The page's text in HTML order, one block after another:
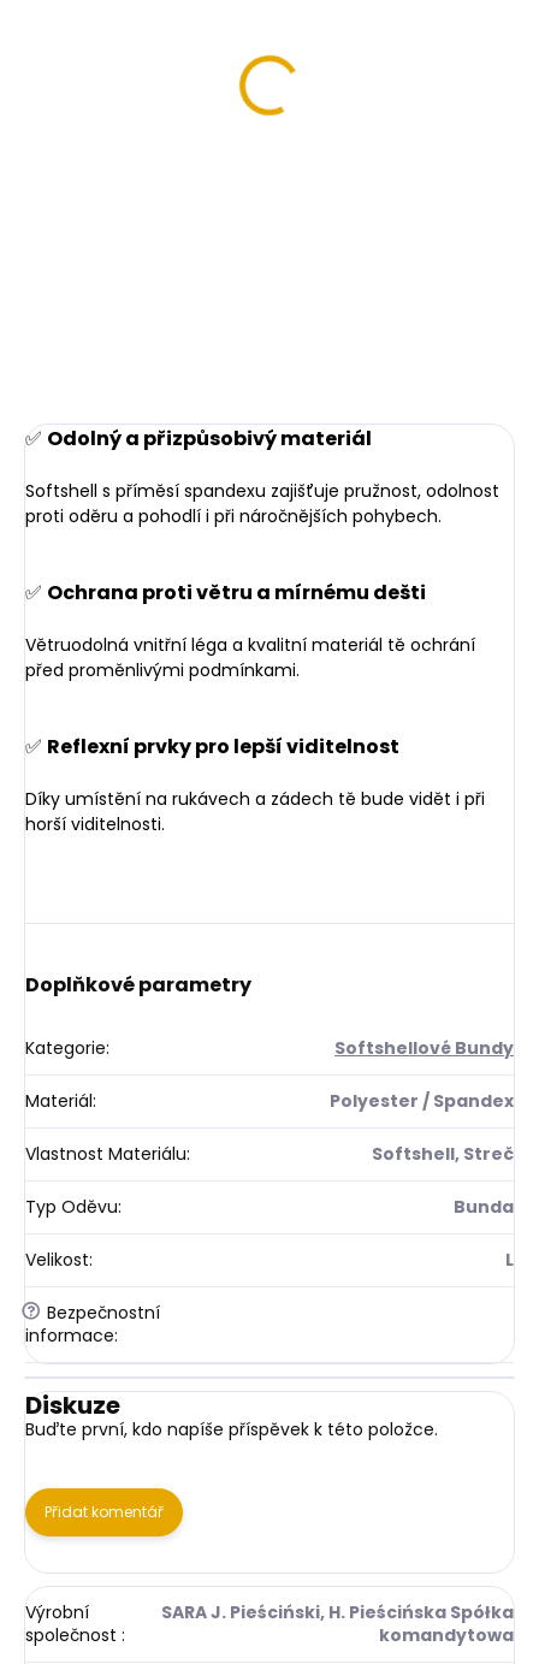
✅ Odolný a přizpůsobivý materiál
Softshell s příměsí spandexu zajišťuje pružnost, odolnost
proti oděru a pohodlí i při náročnějších pohybech.
✅ Ochrana proti větru a mírnému dešti
Větruodolná vnitřní léga a kvalitní materiál tě ochrání
před proměnlivými podmínkami.
✅ Reflexní prvky pro lepší viditelnost
Díky umístění na rukávech a zádech tě bude vidět i při
horší viditelnosti.
Doplňkové parametry
Kategorie: Softshellové Bundy
Materiál: Polyester / Spandex
Vlastnost Materiálu: Softshell, Streč
Typ Oděvu: Bunda
Velikost: L
? Bezpečnostní
informace:
Diskuze
Buďte první, kdo napíše příspěvek k této položce.
Přidat komentář
Výrobní
společnost :
SARA J. Pieściński, H. Pieścińska Spółka
komandytowa